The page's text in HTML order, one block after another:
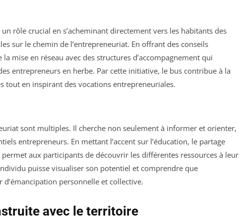
un rôle crucial en s’acheminant directement vers les habitants des
sur le chemin de l’entrepreneuriat. En offrant des conseils
mise en réseau avec des structures d’accompagnement qui
entrepreneurs en herbe. Par cette initiative, le bus contribue à la
tout en inspirant des vocations entrepreneuriales.
sont multiples. Il cherche non seulement à informer et orienter,
entrepreneurs. En mettant l’accent sur l’éducation, le partage
aux participants de découvrir les différentes ressources à leur
puisse visualiser son potentiel et comprendre que
personnelle et collective.
avec le territoire